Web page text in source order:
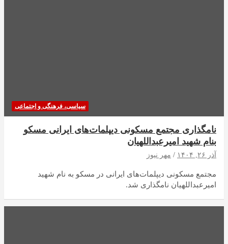
سیاسی، فرهنگی و اجتماعی
نامگذاری مجتمع مسکونی دیپلمات‌های ایرانی مسکو
بنام شهید امیرعبداللهیان
آذر ۲۶, ۱۴۰۴ مهر نیوز
مجتمع مسکونی دیپلمات‌های ایرانی در مسکو به نام شهید
امیرعبداللهیان نامگذاری شد.